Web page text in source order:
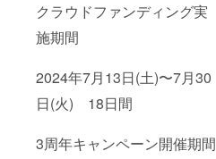
クラウドファンディング実
施期間
2024年7月13日(土)〜7月30
日(火) 18日間
3周年キャンペーン開催期間